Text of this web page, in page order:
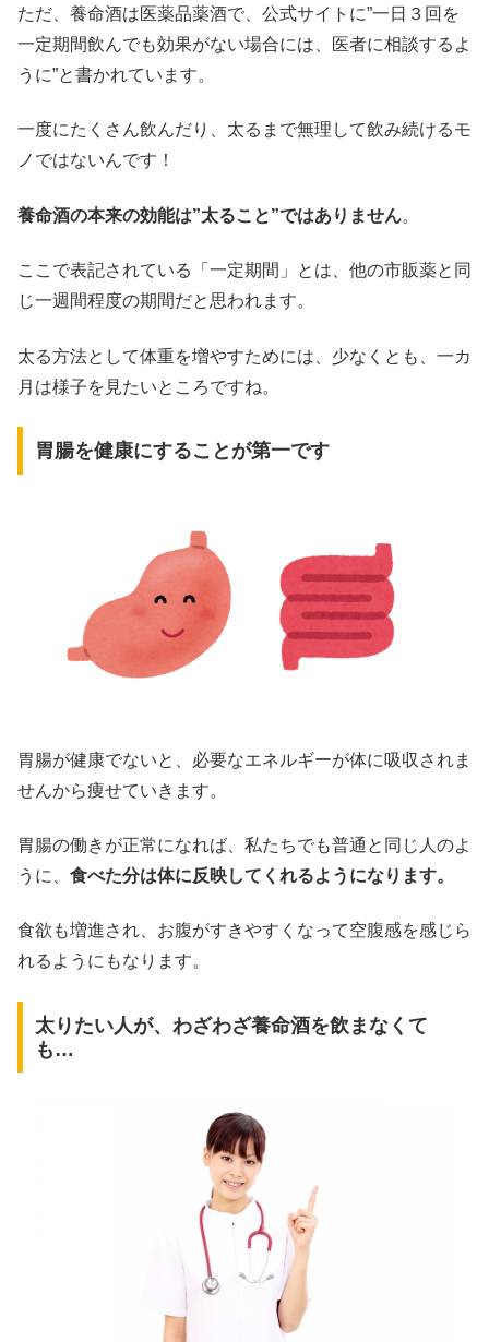
ただ、養命酒は医薬品薬酒で、公式サイトに”一日３回を
一定期間飲んでも効果がない場合には、医者に相談するよ
うに”と書かれています。
一度にたくさん飲んだり、太るまで無理して飲み続けるモ
ノではないんです！
養命酒の本来の効能は”太ること”ではありません。
ここで表記されている「一定期間」とは、他の市販薬と同
じ一週間程度の期間だと思われます。
太る方法として体重を増やすためには、少なくとも、一カ
月は様子を見たいところですね。
胃腸を健康にすることが第一です
胃腸が健康でないと、必要なエネルギーが体に吸収されま
せんから痩せていきます。
胃腸の働きが正常になれば、私たちでも普通と同じ人のよ
うに、 食べた分は体に反映してくれるようになります。
食欲も増進され、お腹がすきやすくなって空腹感を感じら
れるようにもなります。
太りたい人が、わざわざ養命酒を飲まなくて
も…